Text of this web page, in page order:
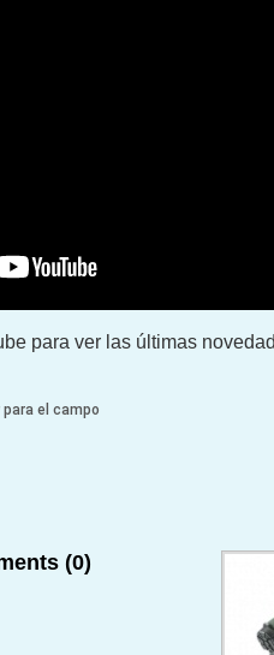
para ver las últimas
(0)